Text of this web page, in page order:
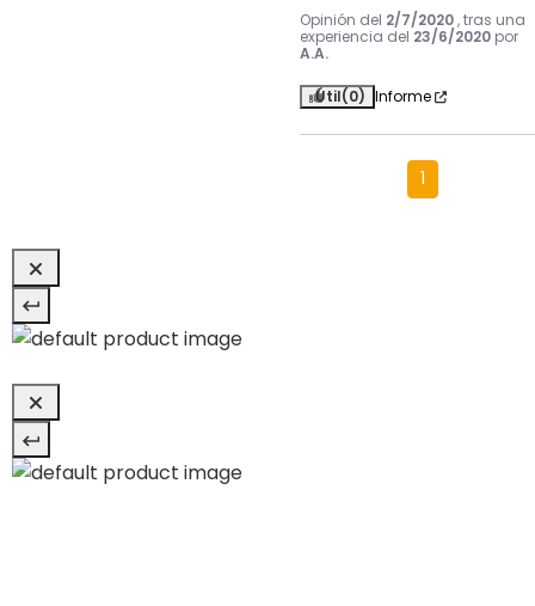
Opinión del 2/7/2020 , tras una
experiencia del 23/6/2020 por
A.A.
Útil(0) Informe
1